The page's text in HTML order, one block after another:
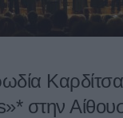
στην